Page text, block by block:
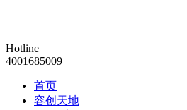
Hotline
4001685009
首页
容创天地